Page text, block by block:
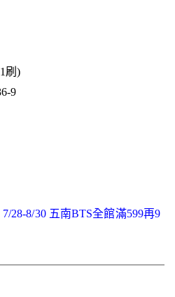
刷)
9
7/28-8/30 五南BTS全館滿599再9